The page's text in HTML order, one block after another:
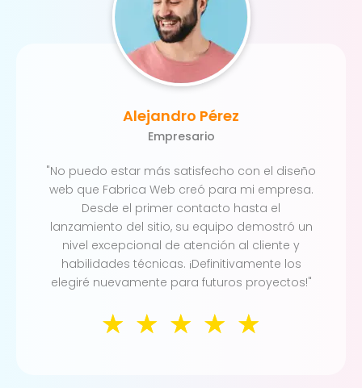
"No puedo estar más satisfecho con el diseño
web que Fabrica Web creó para mi empresa.
Desde el primer contacto hasta el
lanzamiento del sitio, su equipo demostró un
nivel excepcional de atención al cliente y
habilidades técnicas. ¡Definitivamente los
elegiré nuevamente para futuros proyectos!"
Alejandro Pérez
Empresario
☆ ☆ ☆ ☆ ☆